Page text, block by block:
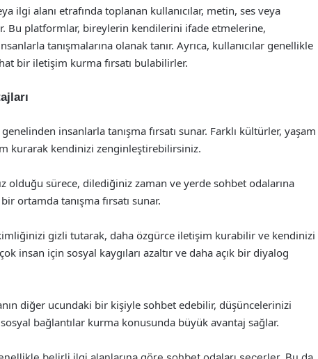
ilgi alanı etrafında toplanan kullanıcılar, metin, ses veya
Bu platformlar, bireylerin kendilerini ifade etmelerine,
tanışmalarına olanak tanır. Ayrıca, kullanıcılar genellikle
bir iletişim kurma fırsatı bulabilirler.
insanlarla tanışma fırsatı sunar. Farklı kültürler, yaşam
kurarak kendinizi zenginleştirebilirsiniz.
olduğu sürece, dilediğiniz zaman ve yerde sohbet odalarına
ortamda tanışma fırsatı sunar.
gizli tutarak, daha özgürce iletişim kurabilir ve kendinizi
insan için sosyal kaygıları azaltır ve daha açık bir diyalog
diğer ucundaki bir kişiyle sohbet edebilir, düşüncelerinizi
bağlantılar kurma konusunda büyük avantaj sağlar.